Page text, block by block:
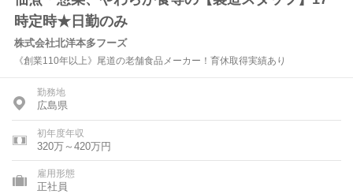
時定時★日勤のみ
株式会社北洋本多フーズ
《創業110年以上》尾道の老舗食品メーカー！育休取得実績あり
勤務地
広島県
初年度年収
320万～420万円
雇用形態
正社員